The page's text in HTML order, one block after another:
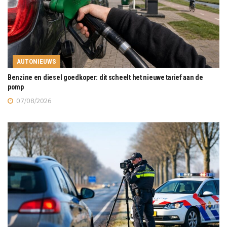
AUTONIEUWS
Benzine en diesel goedkoper: dit scheelt het nieuwe tarief aan de
pomp
07/08/2026